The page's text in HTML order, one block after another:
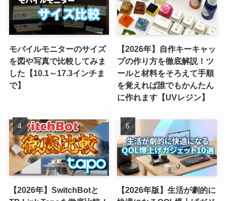
モバイルモニターのサイズ
を図や写真で比較してみま
した【10.1～17.3インチま
で】
【2026年】自作キーキャッ
プの作り方を徹底解説！ツ
ールと材料をそろえて手順
を覚えれば誰でもかんたん
に作れます【UVレジン】
【2026年】SwitchBotと
【2026年版】生活が劇的に